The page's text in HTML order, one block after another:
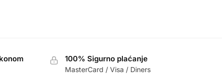
100% Sigurno plaćanje
MasterCard / Visa / Diners